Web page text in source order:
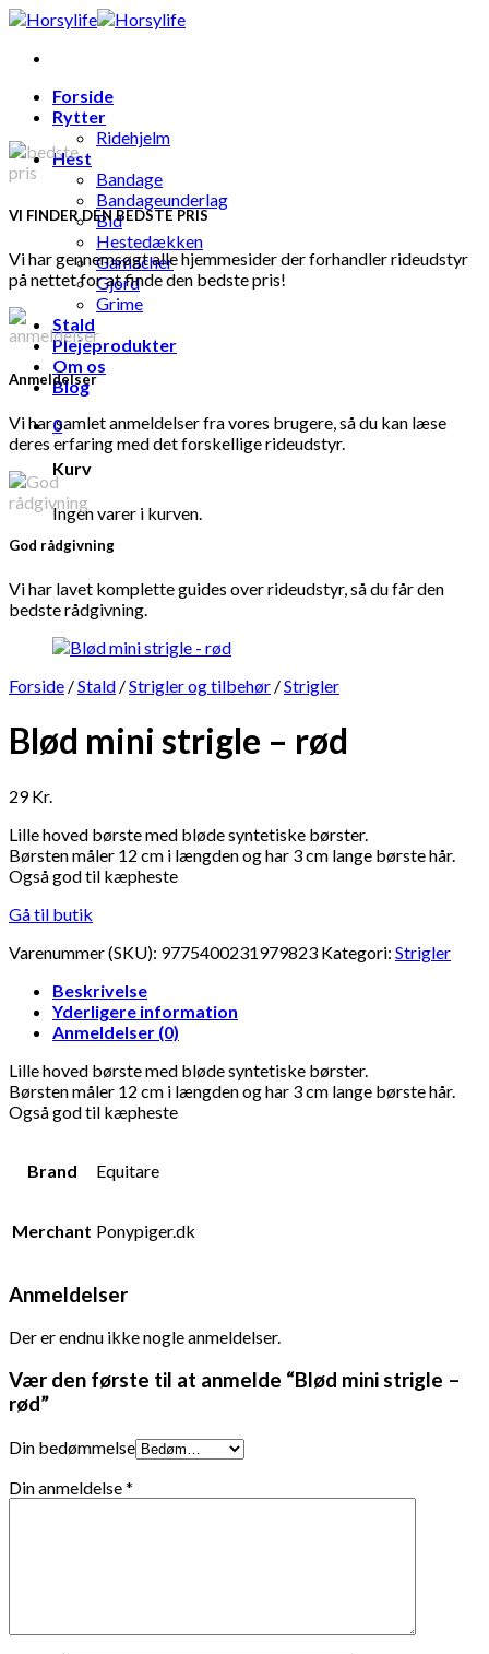
Skip
content
Forside
Rytter
Ridehjelm
Hest
Bandage
Bandageunderlag
Bid
Hestedækken
Gamacher
Gjord
Grime
Stald
Plejeprodukter
Om os
Blog
0
Kurv
Ingen varer i kurven.
VI FINDER DEN BEDSTE PRIS
Vi har gennemsøgt alle hjemmesider der forhandler rideudstyr
på nettet for at finde den bedste pris!
Anmeldelser
Vi har samlet anmeldelser fra vores brugere, så du kan læse
deres erfaring med det forskellige rideudstyr.
God rådgivning
Vi har lavet komplette guides over rideudstyr, så du får den
bedste rådgivning.
Forside /Stald /Strigler og tilbehør /Strigler
Blød mini strigle – rød
29Kr.
Lille hoved børste med bløde syntetiske børster.
Børsten måler 12 cm i længden og har 3 cm lange børste hår.
Også god til kæpheste
Gå til butik
Varenummer (SKU): 9775400231979823 Kategori: Strigler
Beskrivelse
Yderligere information
Anmeldelser (0)
Lille hoved børste med bløde syntetiske børster.
Børsten måler 12 cm i længden og har 3 cm lange børste hår.
Også god til kæpheste
Brand Equitare
Merchant Ponypiger.dk
Anmeldelser
Der er endnu ikke nogle anmeldelser.
Vær den første til at anmelde “Blød mini strigle –
rød”
Din bedømmelse
Din anmeldelse*